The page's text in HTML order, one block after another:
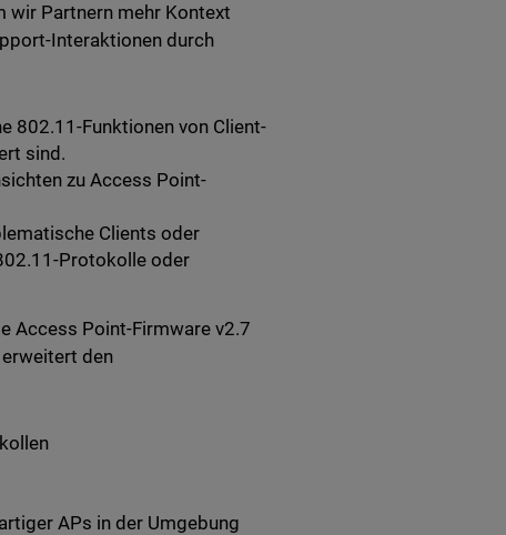
wir Partnern mehr Kontext
Interaktionen durch
802.11-Funktionen von Client-
sind.
zu Access Point-
Clients oder
Protokolle oder
Access Point-Firmware v2.7
den
APs in der Umgebung